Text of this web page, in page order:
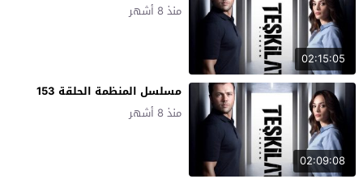
02:15:05
منذ 8 أشهر
02:09:08
مسلسل المنظمة الحلقة 153
منذ 8 أشهر